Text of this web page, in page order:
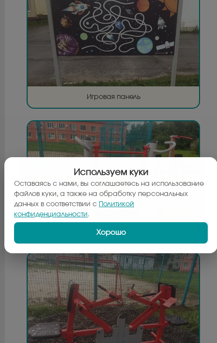
Игровая панель
Тренажеры
Используем куки
Оставаясь с нами, вы соглашаетесь на использование
файлов куки, а также на обработку персональных
данных в соответствии с
Политикой
конфиденциальности.
Хорошо